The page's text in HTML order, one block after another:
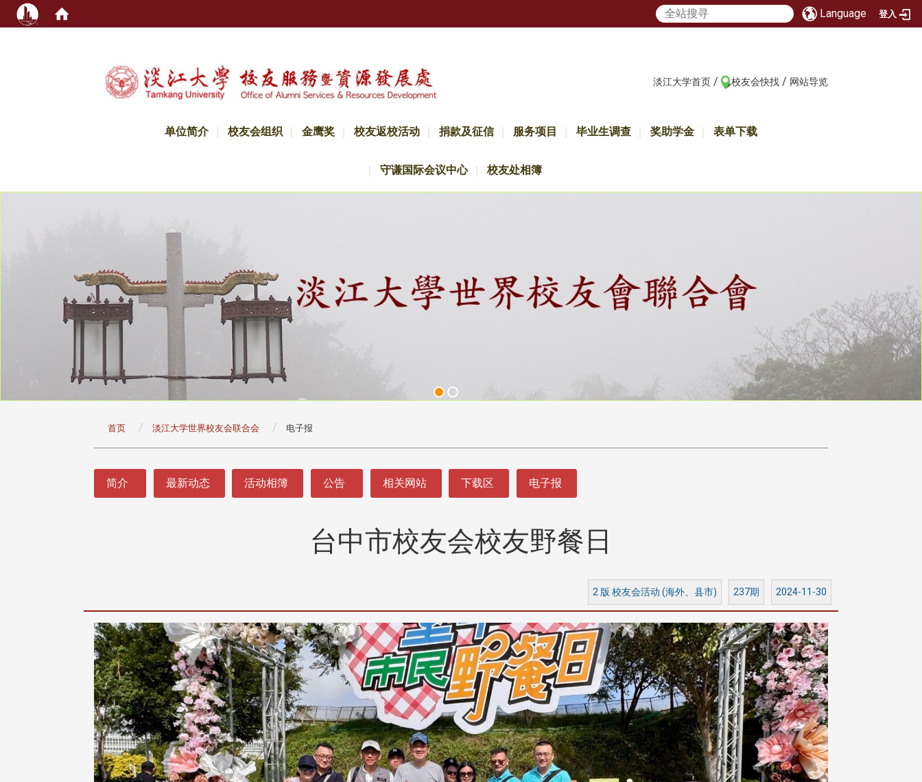
Language 登入
淡江大学首页 / 校友会快找 / 网站导览
单位简介 校友会组织 金鹰奖 校友返校活动 捐款及征信 服务项目 毕业生调查 奖助学金 表单下载
守谦国际会议中心 校友处相簿
首页 淡江大学世界校友会联合会 电子报
简介 最新动态 活动相簿 公告 相关网站 下载区 电子报
台中市校友会校友野餐日
2 版 校友会活动 (海外、县市) 237期 2024-11-30